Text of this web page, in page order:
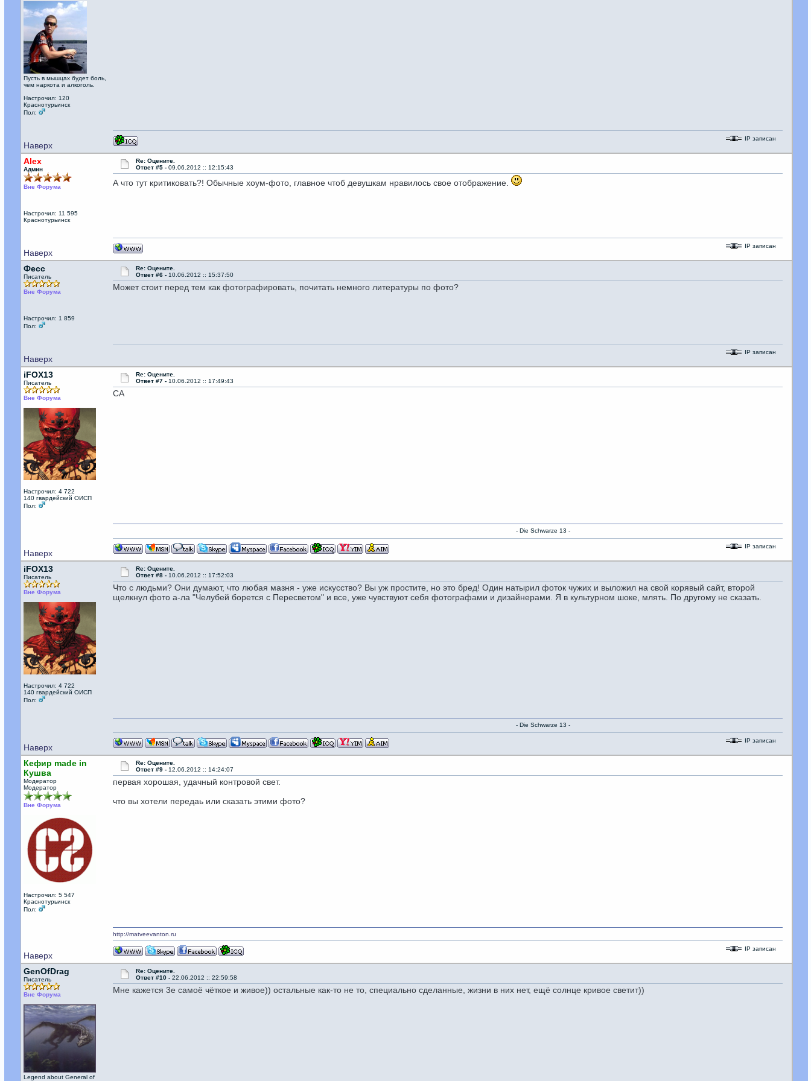
Пусть в мышцах будет боль,
чем наркота и алкоголь.
Настрочил: 120
Краснотурьинск
Пол:
Наверх
IP записан
Alex
Админ
Вне Форума
Настрочил: 11 595
Краснотурьинск
Re: Оцените.
Ответ #5 - 09.06.2012 :: 12:15:43
А что тут критиковать?! Обычные хоум-фото, главное чтоб девушкам нравилось свое отображение.
Наверх
IP записан
Фесс
Писатель
Вне Форума
Настрочил: 1 859
Пол:
Re: Оцените.
Ответ #6 - 10.06.2012 :: 15:37:50
Может стоит перед тем как фотографировать, почитать немного литературы по фото?
Наверх
IP записан
iFOX13
Писатель
Вне Форума
Настрочил: 4 722
140 гвардейский ОИСП
Пол:
Re: Оцените.
Ответ #7 - 10.06.2012 :: 17:49:43
СА
Наверх
- Die Schwarze 13 -
IP записан
iFOX13
Писатель
Вне Форума
Настрочил: 4 722
140 гвардейский ОИСП
Пол:
Re: Оцените.
Ответ #8 - 10.06.2012 :: 17:52:03
Что с людьми? Они думают, что любая мазня - уже искусство? Вы уж простите, но это бред! Один натырил фоток чужих и выложил на свой корявый сайт, второй
щелкнул фото а-ла "Челубей борется с Пересветом" и все, уже чувствуют себя фотографами и дизайнерами. Я в культурном шоке, млять. По другому не сказать.
Наверх
- Die Schwarze 13 -
IP записан
Кефир made in
Кушва
Модератор
Модератор
Вне Форума
Настрочил: 5 547
Краснотурьинск
Пол:
Re: Оцените.
Ответ #9 - 12.06.2012 :: 14:24:07
первая хорошая, удачный контровой свет.
что вы хотели передаь или сказать этими фото?
Наверх
http://matveevanton.ru
IP записан
GenOfDrag
Писатель
Вне Форума
Legend about General of
Re: Оцените.
Ответ #10 - 22.06.2012 :: 22:59:58
Мне кажется 3е самоё чёткое и живое)) остальные как-то не то, специально сделанные, жизни в них нет, ещё солнце кривое светит))